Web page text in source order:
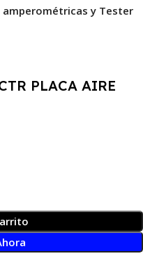
amperométricas y Tester
PLACA AIRE